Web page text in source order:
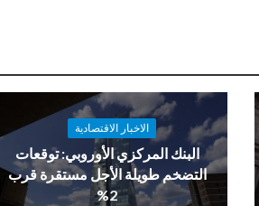
الاخبار الاقتصادية
البنك المركزي الأوروبي: توقعات
التضخم طويلة الأجل مستقرة قرب
2%